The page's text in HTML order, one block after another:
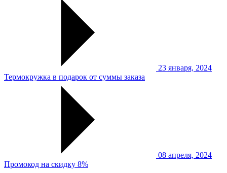
23 января, 2024
Термокружка в подарок от суммы заказа
08 апреля, 2024
Промокод на скидку 8%